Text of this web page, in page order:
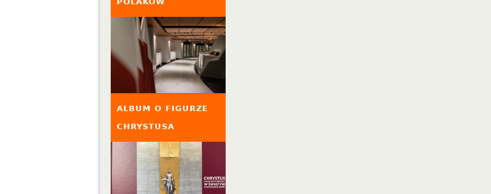
ALBUM O FIGURZE
CHRYSTUSA